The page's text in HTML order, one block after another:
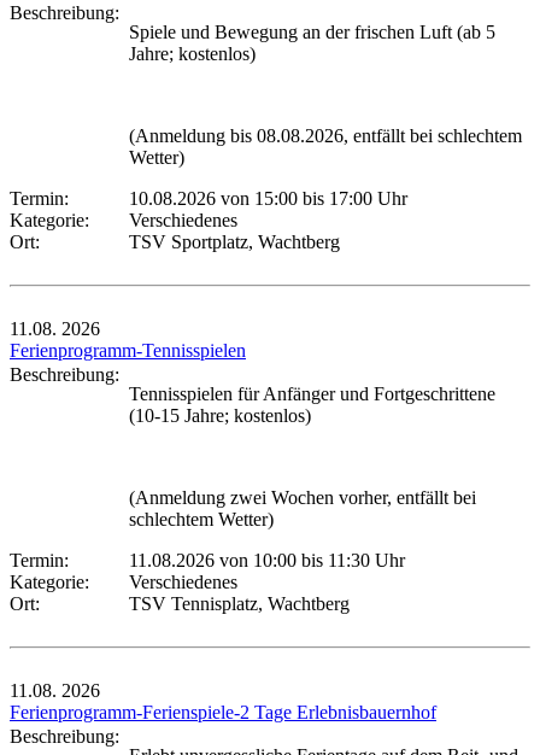
Beschreibung:
Spiele und Bewegung an der frischen Luft (ab 5
Jahre; kostenlos)
(Anmeldung bis 08.08.2026, entfällt bei schlechtem
Wetter)
Termin:
10.08.2026 von 15:00 bis 17:00 Uhr
Kategorie:
Verschiedenes
Ort:
TSV Sportplatz, Wachtberg
11.08. 2026
Ferienprogramm-Tennisspielen
Beschreibung:
Tennisspielen für Anfänger und Fortgeschrittene
(10-15 Jahre; kostenlos)
(Anmeldung zwei Wochen vorher, entfällt bei
schlechtem Wetter)
Termin:
11.08.2026 von 10:00 bis 11:30 Uhr
Kategorie:
Verschiedenes
Ort:
TSV Tennisplatz, Wachtberg
11.08. 2026
Ferienprogramm-Ferienspiele-2 Tage Erlebnisbauernhof
Beschreibung: